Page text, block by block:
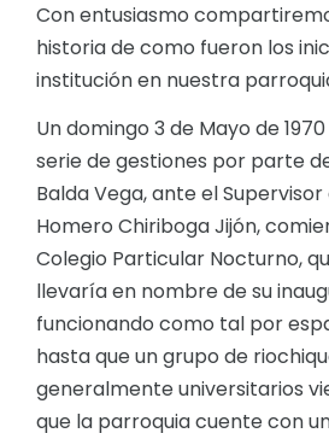
Ejecución Presupuestaria
Obras y proyectos
Con entusiasmo
historia de como fueron los
institución en nuestra
Un domingo 3 de Mayo de
serie de gestiones por parte
Balda Vega, ante el
Homero Chiriboga Jijón,
Colegio Particular Nocturno,
llevaría en nombre de su
funcionando como tal por
hasta que un grupo de
generalmente universitarios
que la parroquia cuente con